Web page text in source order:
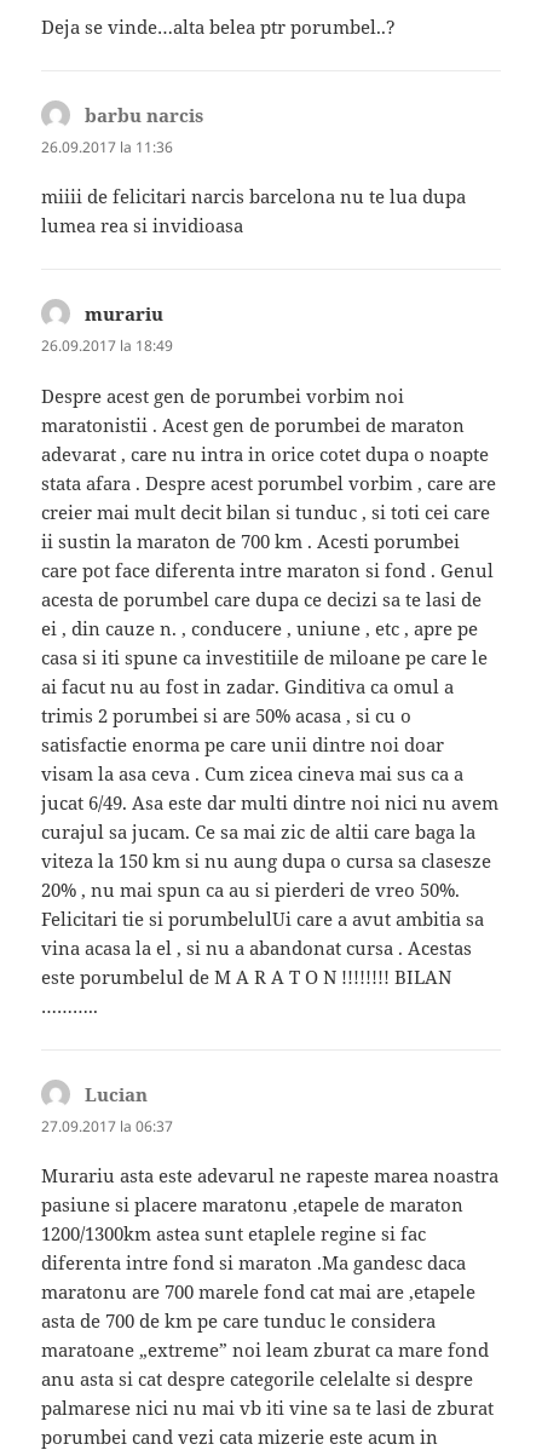
Deja se vinde…alta belea ptr porumbel..?
barbu narcis
26.09.2017 la 11:36
miiii de felicitari narcis barcelona nu te lua dupa
lumea rea si invidioasa
murariu
26.09.2017 la 18:49
Despre acest gen de porumbei vorbim noi
maratonistii . Acest gen de porumbei de maraton
adevarat , care nu intra in orice cotet dupa o noapte
stata afara . Despre acest porumbel vorbim , care are
creier mai mult decit bilan si tunduc , si toti cei care
ii sustin la maraton de 700 km . Acesti porumbei
care pot face diferenta intre maraton si fond . Genul
acesta de porumbel care dupa ce decizi sa te lasi de
ei , din cauze n. , conducere , uniune , etc , apre pe
casa si iti spune ca investitiile de miloane pe care le
ai facut nu au fost in zadar. Ginditiva ca omul a
trimis 2 porumbei si are 50% acasa , si cu o
satisfactie enorma pe care unii dintre noi doar
visam la asa ceva . Cum zicea cineva mai sus ca a
jucat 6/49. Asa este dar multi dintre noi nici nu avem
curajul sa jucam. Ce sa mai zic de altii care baga la
viteza la 150 km si nu aung dupa o cursa sa clasesze
20% , nu mai spun ca au si pierderi de vreo 50%.
Felicitari tie si porumbelulUi care a avut ambitia sa
vina acasa la el , si nu a abandonat cursa . Acestas
este porumbelul de M A R A T O N !!!!!!!! BILAN
………..
Lucian
27.09.2017 la 06:37
Murariu asta este adevarul ne rapeste marea noastra
pasiune si placere maratonu ,etapele de maraton
1200/1300km astea sunt etaplele regine si fac
diferenta intre fond si maraton .Ma gandesc daca
maratonu are 700 marele fond cat mai are ,etapele
asta de 700 de km pe care tunduc le considera
maratoane „extreme” noi leam zburat ca mare fond
anu asta si cat despre categorile celelalte si despre
palmarese nici nu mai vb iti vine sa te lasi de zburat
porumbei cand vezi cata mizerie este acum in